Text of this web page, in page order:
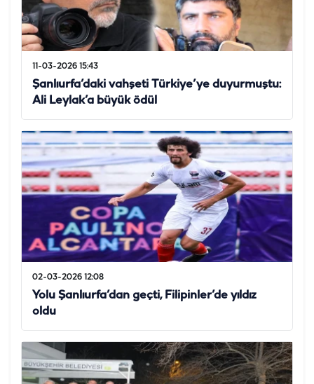
11-03-2026 15:43
Şanlıurfa’daki vahşeti Türkiye’ye duyurmuştu:
Ali Leylak’a büyük ödül
02-03-2026 12:08
Yolu Şanlıurfa’dan geçti, Filipinler’de yıldız
oldu